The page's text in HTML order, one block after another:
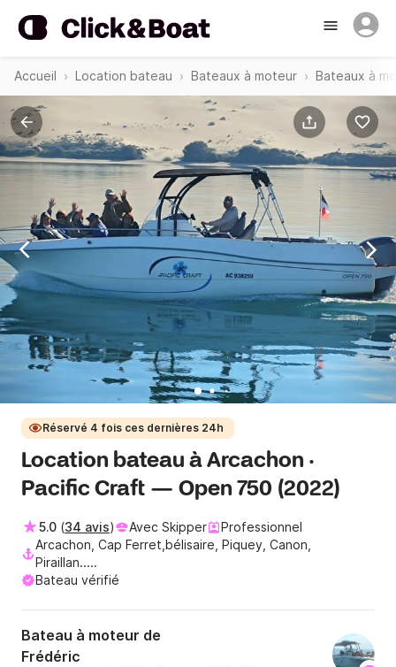
Accueil Location bateau Bateaux à moteur Bateaux à
Réservé 4 fois ces dernières 24h
Location bateau à Arcachon ·
Pacific Craft — Open 750 (2022)
5.0 (34 avis) Avec Skipper
Professionnel
Arcachon, Cap Ferret,bélisaire, Piquey, Canon,
Piraillan.....
Bateau vérifié
Bateau à moteur de
Frédéric